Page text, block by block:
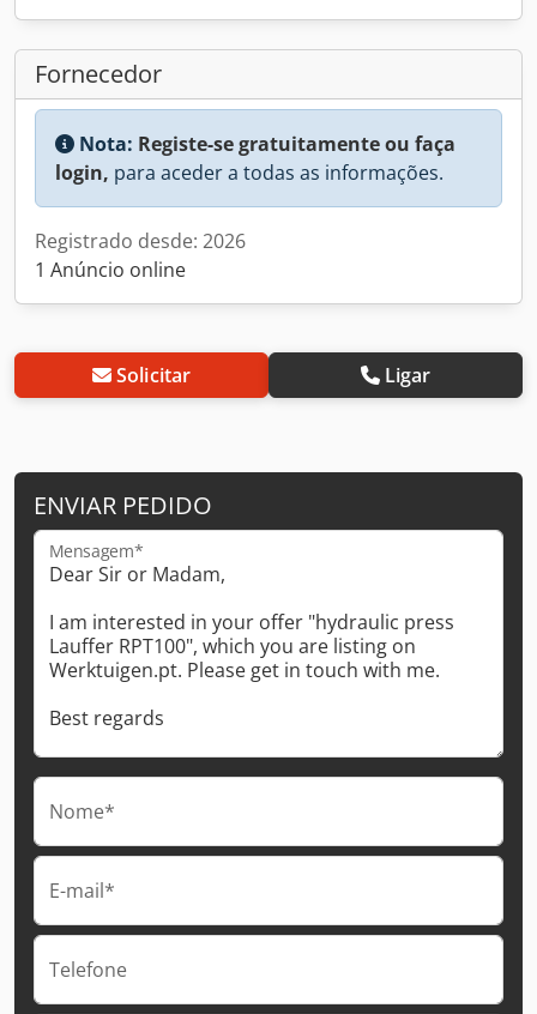
Fornecedor
Nota: Registe-se gratuitamente ou faça
login, para aceder a todas as informações.
Registrado desde: 2026
1 Anúncio online
Solicitar Ligar
ENVIAR PEDIDO
Mensagem*
Nome*
E-mail*
Telefone